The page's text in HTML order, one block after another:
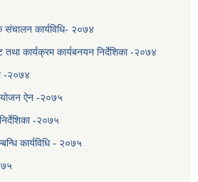
कार्यविधि- २०७४
कार्यक्रम कार्यबनयन निर्देशिका -२०७४
-२०७४
ऐन -२०७५
-२०७५
कार्यविधि - २०७५